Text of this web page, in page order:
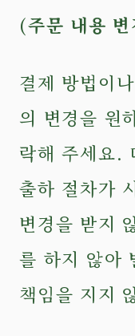
(주문 내용
결제 방법이
의 변경을 원
락해 주세요.
출하 절차가
변경을 받지
를 하지 않아
책임을 지지